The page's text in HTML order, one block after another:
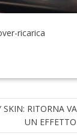
ricarica
SKIN: RITORNA
UN